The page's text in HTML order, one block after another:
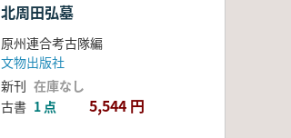
北周田弘墓
原州連合考古隊編
文物出版社
新刊 在庫なし
古書 1 点 5,544 円